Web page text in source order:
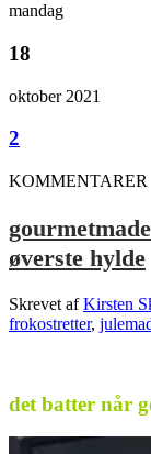
mandag
18
oktober 2021
2
KOMMENTARER
øverste hylde
Skrevet afKirsten
frokostretter,
det batter når